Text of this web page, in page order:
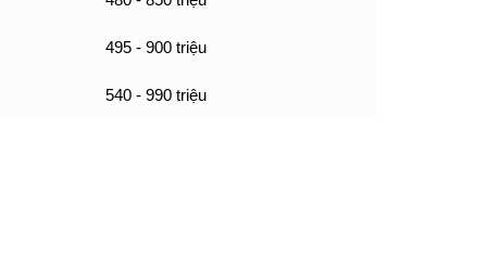
495 - 900 triệu
540 - 990 triệu